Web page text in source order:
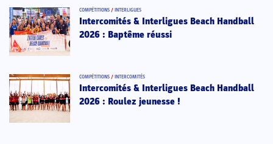
COMPÉTITIONS / INTERLIGUES
Intercomités & Interligues Beach Handball
2026 : Baptême réussi
COMPÉTITIONS / INTERCOMITÉS
Intercomités & Interligues Beach Handball
2026 : Roulez jeunesse !